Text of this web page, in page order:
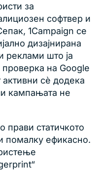
за
софтвер и
1Campaign се
дизајнирана
реклами што ја
проверка на Google
активни сè додека
кампањата не
прави статичкото
помалку ефикасно.